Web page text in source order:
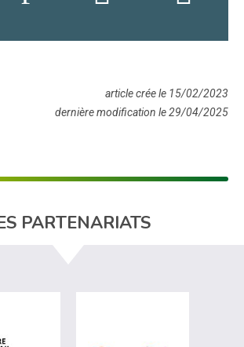
article crée le 15/02/2023
dernière modification le 29/04/2025
PARTENARIATS